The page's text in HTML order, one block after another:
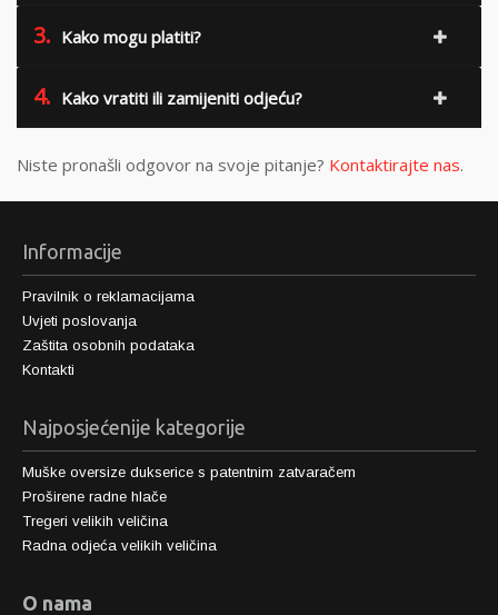
3. Kako mogu platiti?
4. Kako vratiti ili zamijeniti odjeću?
Niste pronašli odgovor na svoje pitanje? Kontaktirajte nas.
Informacije
Pravilnik o reklamacijama
Uvjeti poslovanja
Zaštita osobnih podataka
Kontakti
Najposjećenije kategorije
Muške oversize dukserice s patentnim zatvaračem
Proširene radne hlače
Tregeri velikih veličina
Radna odjeća velikih veličina
O nama